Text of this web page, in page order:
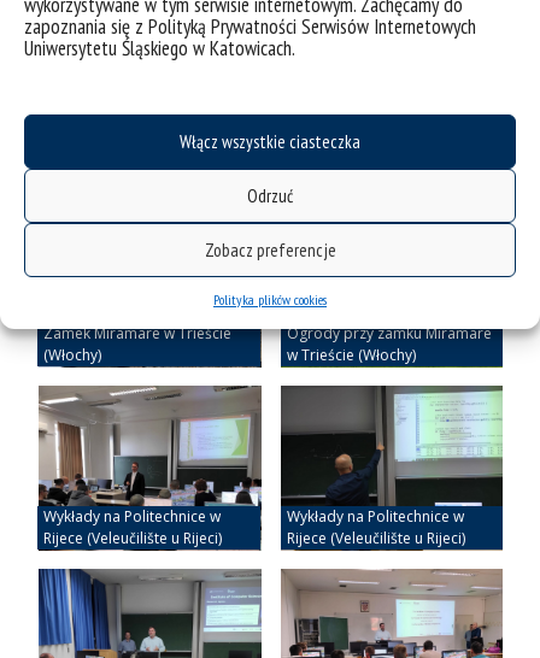
zapoznania się z Polityką Prywatności Serwisów Internetowych
Uniwersytetu Śląskiego w Katowicach.
Włącz wszystkie ciasteczka
Odrzuć
Zobacz preferencje
Polityka plików cookies